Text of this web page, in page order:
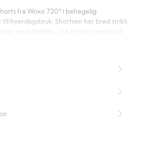
fra Woxo 720° i behagelig
til hverdagsbruk. Shortsen har bred strikk
med lignende overdel for å skape